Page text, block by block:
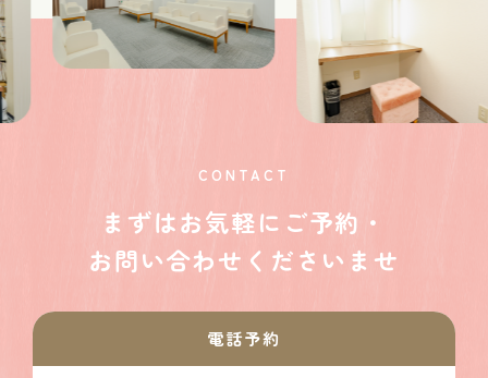
CONTACT
まずはお気軽に ご予約・
お問い合わせ くださいませ
電話予約